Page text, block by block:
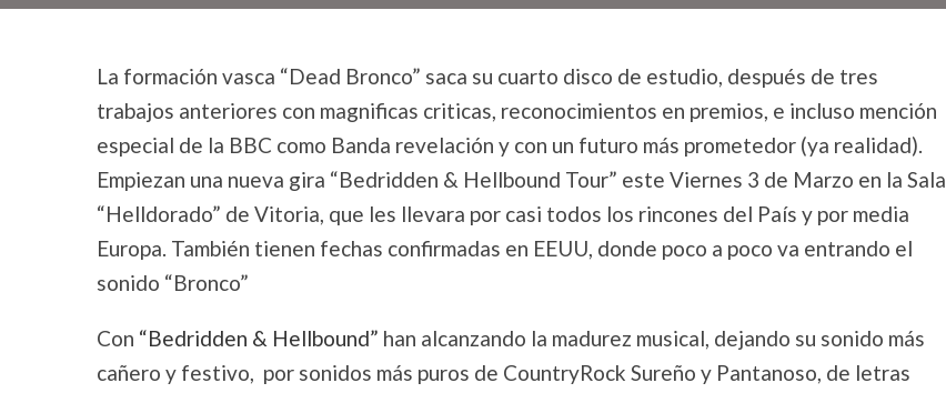
La formación vasca “Dead Bronco” saca su cuarto disco de estudio, después de tres
trabajos anteriores con magnificas criticas, reconocimientos en premios, e incluso mención
especial de la BBC como Banda revelación y con un futuro más prometedor (ya realidad).
Empiezan una nueva gira “Bedridden & Hellbound Tour” este Viernes 3 de Marzo en la Sala
“Helldorado” de Vitoria, que les llevara por casi todos los rincones del País y por media
Europa. También tienen fechas confirmadas en EEUU, donde poco a poco va entrando el
sonido “Bronco”
Con “Bedridden & Hellbound” han alcanzando la madurez musical, dejando su sonido más
cañero y festivo, por sonidos más puros de CountryRock Sureño y Pantanoso, de letras